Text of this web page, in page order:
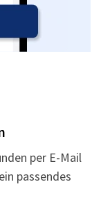
per E-Mail
passendes